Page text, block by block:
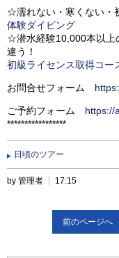
☆濡れない・寒くない・
体験ダイビング
☆潜水経験10,000本以上
違う！
初級ライセンス取得コー
お問合せフォーム
ご予約フォーム https://
*****************
日頃のツアー
by 管理者 17:15
前のページへ